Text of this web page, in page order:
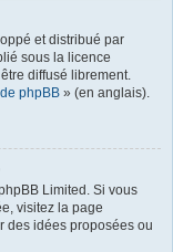
et distribué par
sous la licence
diffusé librement.
phpBB » (en anglais).
Limited. Si vous
visitez la page
des idées proposées ou